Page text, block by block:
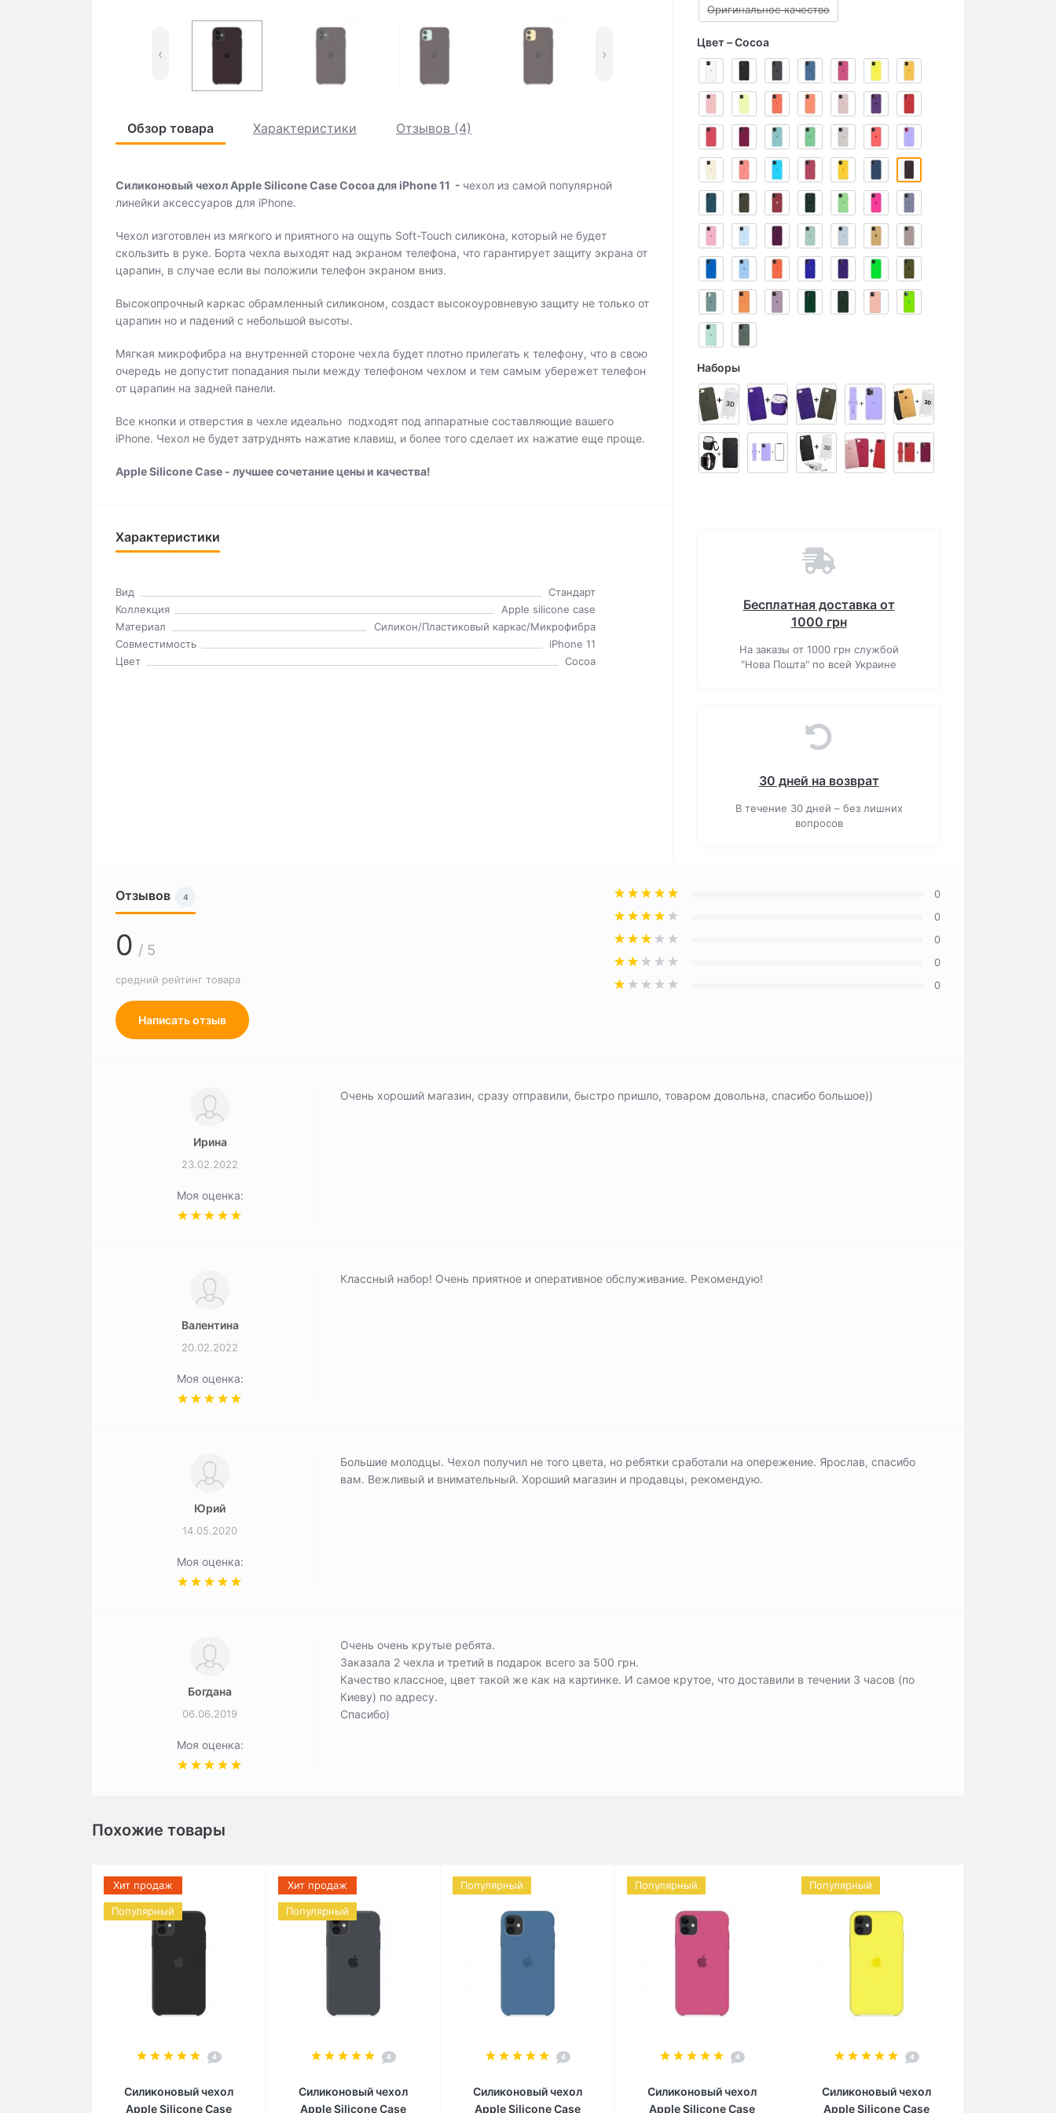
‹ ›
Обзор товара Характеристики Отзывов (4)
Силиконовый чехол Apple Silicone Case Cocoa для iPhone 11 - чехол из самой популярной
линейки аксессуаров для iPhone.
Чехол изготовлен из мягкого и приятного на ощупь Soft-Touch силикона, который не будет
скользить в руке. Борта чехла выходят над экраном телефона, что гарантирует защиту экрана от
царапин, в случае если вы положили телефон экраном вниз.
Высокопрочный каркас обрамленный силиконом, создаст высокоуровневую защиту не только от
царапин но и падений с небольшой высоты.
Мягкая микрофибра на внутренней стороне чехла будет плотно прилегать к телефону, что в свою
очередь не допустит попадания пыли между телефоном чехлом и тем самым убережет телефон
от царапин на задней панели.
Все кнопки и отверстия в чехле идеально подходят под аппаратные составляющие вашего
iPhone. Чехол не будет затруднять нажатие клавиш, и более того сделает их нажатие еще проще.
Apple Silicone Case - лучшее сочетание цены и качества!
Характеристики
Вид
Стандарт
Коллекция
Apple silicone case
Материал
Силикон/Пластиковый каркас/Микрофибра
Совместимость
iPhone 11
Цвет
Cocoa
Оригинальное качество
Цвет Cocoa
Наборы
Бесплатная доставка от
1000 грн
На заказы от 1000 грн службой
"Нова Пошта" по всей Украине
30 дней на возврат
В течение 30 дней – без лишних
вопросов
Отзывов 4
0 / 5
средний рейтинг товара
Написать отзыв
0
0
0
0
0
Ирина
23.02.2022
Моя оценка:
Очень хороший магазин, сразу отправили, быстро пришло, товаром довольна, спасибо большое))
Валентина
20.02.2022
Моя оценка:
Классный набор! Очень приятное и оперативное обслуживание. Рекомендую!
Юрий
14.05.2020
Моя оценка:
Большие молодцы. Чехол получил не того цвета, но ребятки сработали на опережение. Ярослав, спасибо
вам. Вежливый и внимательный. Хороший магазин и продавцы, рекомендую.
Богдана
06.06.2019
Моя оценка:
Очень очень крутые ребята.
Заказала 2 чехла и третий в подарок всего за 500 грн.
Качество классное, цвет такой же как на картинке. И самое крутое, что доставили в течении 3 часов (по
Киеву) по адресу.
Спасибо)
Похожие товары
Хит продаж
Популярный
4
Силиконовый чехол
Apple Silicone Case
Хит продаж
Популярный
4
Силиконовый чехол
Apple Silicone Case
Популярный
4
Силиконовый чехол
Apple Silicone Case
Популярный
4
Силиконовый чехол
Apple Silicone Case
Популярный
4
Силиконовый чехол
Apple Silicone Case